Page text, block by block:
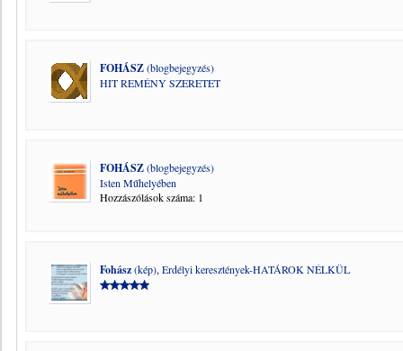
FOHÁSZ(blogbejegyzés)
HIT REMÉNY SZERETET
FOHÁSZ(blogbejegyzés)
Isten Műhelyében
Hozzászólások száma: 1
Fohász(kép), Erdélyi keresztények-HATÁROK NÉLKÜL